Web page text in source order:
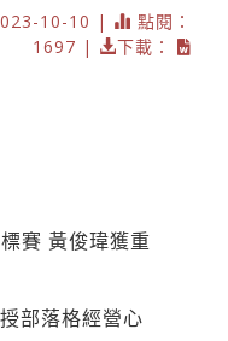
10-10 |
點閱：
1697 |
下載：
賽 黃俊瑋獲重
部落格經營心